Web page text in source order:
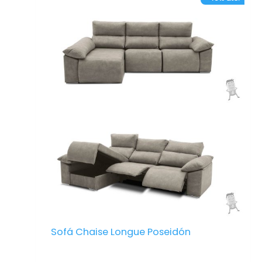
de aglomerado. Gran resistencia para una
correcta flexibilidad.
– Respaldos y asientos desenfundables para
facilitar la limpieza.
– Brazos de fibra tipo siesta.
– Sentada confortable. Firmeza media y
adaptabilidad en la espalda. Zona de riñones
sentada. Garantiza la firmeza de los asientos
a pesar del paso del tiempo.
– Respaldo reclinable de forma manual con
sistema de carraca.
– Cuenta con arcones abatibles en los
Sofá Chaise Longue Poseidón